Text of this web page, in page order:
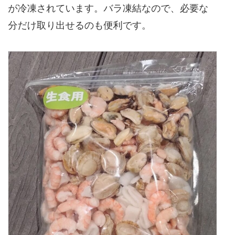
が冷凍されています。バラ凍結なので、必要な
分だけ取り出せるのも便利です。